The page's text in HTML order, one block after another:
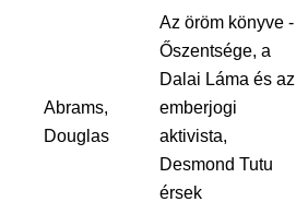
Abrams,
Douglas
Az öröm könyve -
Őszentsége, a
Dalai Láma és az
emberjogi
aktivista,
Desmond Tutu
érsek